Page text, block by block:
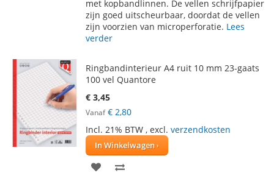
VERLANGLIJST
VERGELIJKEN
met kopbandlinnen. De vellen schrijfpapier
zijn goed uitscheurbaar, doordat de vellen
zijn voorzien van microperforatie. Lees
verder
Ringbandinterieur A4 ruit 10 mm 23-gaats
100 vel Quantore
€ 3,45
Vanaf € 2,80
Incl. 21% BTW , excl. verzendkosten
In Winkelwagen
VOEG